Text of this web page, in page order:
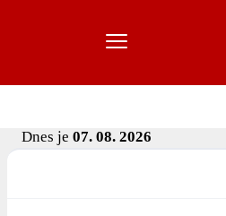
Dnes je 07. 08. 2026